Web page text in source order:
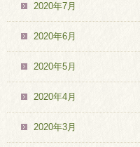
2020年7月
2020年6月
2020年5月
2020年4月
2020年3月